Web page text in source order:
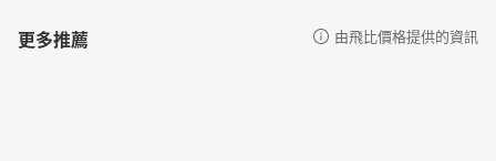
更多推薦 由飛比價格提供的資訊